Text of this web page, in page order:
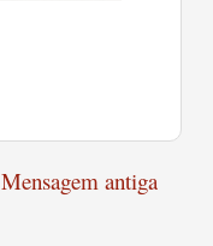
Mensagem antiga